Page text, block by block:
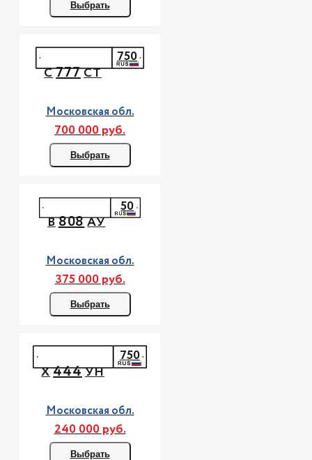
Выбрать
С777СТ
750
Московская обл.
700 000 руб.
Выбрать
В808АУ
50
Московская обл.
375 000 руб.
Выбрать
Х444УН
750
Московская обл.
240 000 руб.
Выбрать